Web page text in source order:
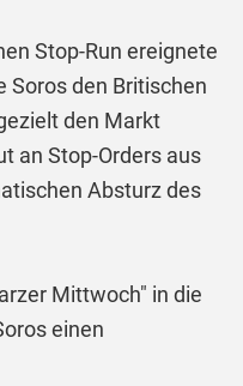
Stop-Run ereignete
Soros den Britischen
den Markt
an Stop-Orders aus
Absturz des
Mittwoch" in die
einen